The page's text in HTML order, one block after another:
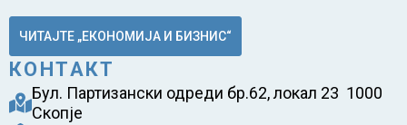
ЧИТАЈТЕ „ЕКОНОМИЈА И БИЗНИС“
КОНТАКТ
Бул. Партизански одреди бр.62, локал 23 1000
Скопје